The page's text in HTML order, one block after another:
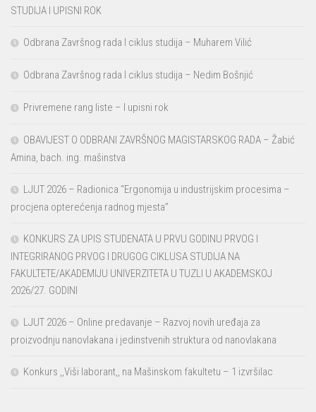
STUDIJA I UPISNI ROK
Odbrana Završnog rada I ciklus studija – Muharem Vilić
Odbrana Završnog rada I ciklus studija – Nedim Bošnjić
Privremene rang liste – I upisni rok
OBAVIJEST O ODBRANI ZAVRŠNOG MAGISTARSKOG RADA – Žabić
Amina, bach. ing. mašinstva
LJUT 2026 – Radionica “Ergonomija u industrijskim procesima –
procjena opterećenja radnog mjesta”
KONKURS ZA UPIS STUDENATA U PRVU GODINU PRVOG I
INTEGRIRANOG PRVOG I DRUGOG CIKLUSA STUDIJA NA
FAKULTETE/AKADEMIJU UNIVERZITETA U TUZLI U AKADEMSKOJ
2026/27. GODINI
LJUT 2026 – Online predavanje – Razvoj novih uređaja za
proizvodnju nanovlakana i jedinstvenih struktura od nanovlakana
Konkurs ,,Viši laborant,, na Mašinskom fakultetu – 1 izvršilac